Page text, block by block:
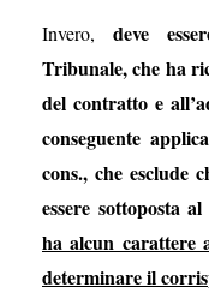
Invero,deve
Tribunale, che ha
del contratto e
conseguente
cons., che esclude
essere sottoposta
ha alcun carattere
determinare il